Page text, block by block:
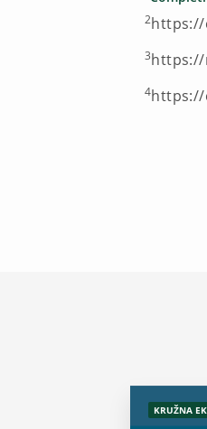
2https://
3https://
4https://
KRUŽNA